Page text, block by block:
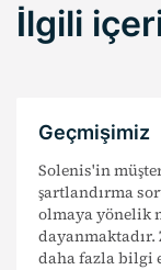
İlgili
Geçmişimiz
Solenis'in
şartlandırma
olmaya yönelik
dayanmaktadır.
daha fazla bilgi